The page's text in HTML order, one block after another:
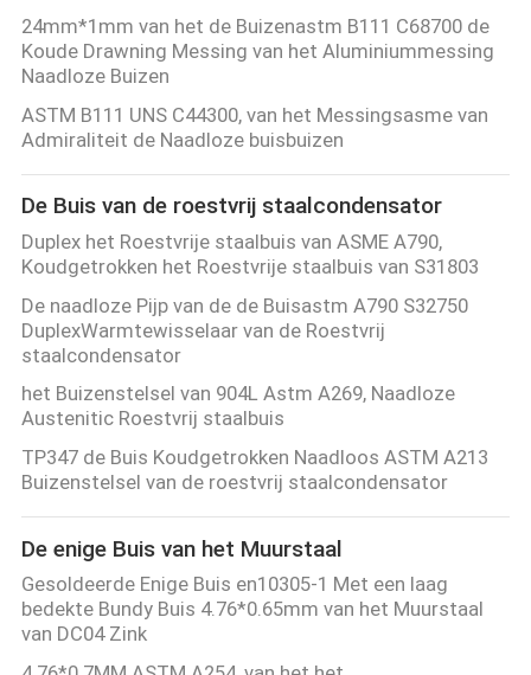
24mm*1mm van het de Buizenastm B111 C68700 de
Koude Drawning Messing van het Aluminiummessing
Naadloze Buizen
ASTM B111 UNS C44300, van het Messingsasme van
Admiraliteit de Naadloze buisbuizen
De Buis van de roestvrij staalcondensator
Duplex het Roestvrije staalbuis van ASME A790,
Koudgetrokken het Roestvrije staalbuis van S31803
De naadloze Pijp van de de Buisastm A790 S32750
DuplexWarmtewisselaar van de Roestvrij
staalcondensator
het Buizenstelsel van 904L Astm A269, Naadloze
Austenitic Roestvrij staalbuis
TP347 de Buis Koudgetrokken Naadloos ASTM A213
Buizenstelsel van de roestvrij staalcondensator
De enige Buis van het Muurstaal
Gesoldeerde Enige Buis en10305-1 Met een laag
bedekte Bundy Buis 4.76*0.65mm van het Muurstaal
van DC04 Zink